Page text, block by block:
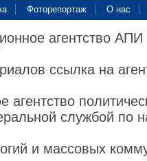
Фоторепортаж О нас
агентство
ссылка на
агентство
службой по
и массовых